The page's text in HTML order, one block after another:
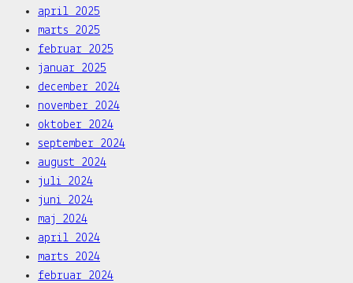
april 2025
marts 2025
februar 2025
januar 2025
december 2024
november 2024
oktober 2024
september 2024
august 2024
juli 2024
juni 2024
maj 2024
april 2024
marts 2024
februar 2024